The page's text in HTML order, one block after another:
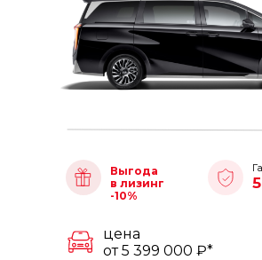
Выгода
в лизинг
-10%
цена
от 5 399 000 ₽*